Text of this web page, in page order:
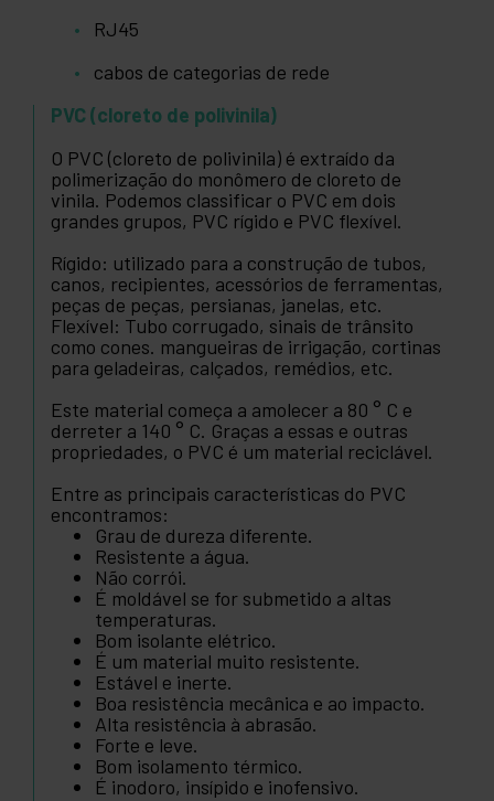
RJ45
cabos de categorias de rede
PVC (cloreto de polivinila)
O PVC (cloreto de polivinila) é extraído da
polimerização do monômero de cloreto de
vinila. Podemos classificar o PVC em dois
grandes grupos, PVC rígido e PVC flexível.
Rígido: utilizado para a construção de tubos,
canos, recipientes, acessórios de ferramentas,
peças de peças, persianas, janelas, etc.
Flexível: Tubo corrugado, sinais de trânsito
como cones. mangueiras de irrigação, cortinas
para geladeiras, calçados, remédios, etc.
Este material começa a amolecer a 80 ° C e
derreter a 140 ° C. Graças a essas e outras
propriedades, o PVC é um material reciclável.
Entre as principais características do PVC
encontramos:
Grau de dureza diferente.
Resistente a água.
Não corrói.
É moldável se for submetido a altas
temperaturas.
Bom isolante elétrico.
É um material muito resistente.
Estável e inerte.
Boa resistência mecânica e ao impacto.
Alta resistência à abrasão.
Forte e leve.
Bom isolamento térmico.
É inodoro, insípido e inofensivo.